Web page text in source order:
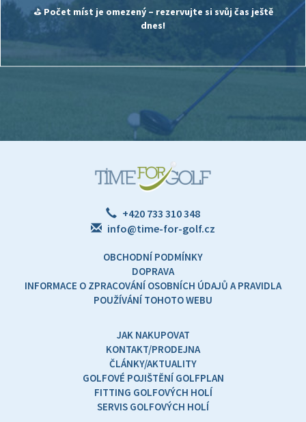
⛳Počet míst je omezený – rezervujte si svůj čas ještě
dnes!
+420 733 310 348
info@time-for-golf.cz
OBCHODNÍ PODMÍNKY
DOPRAVA
INFORMACE O ZPRACOVÁNÍ OSOBNÍCH ÚDAJŮ A PRAVIDLA
POUŽÍVÁNÍ TOHOTO WEBU
JAK NAKUPOVAT
KONTAKT/PRODEJNA
ČLÁNKY/AKTUALITY
GOLFOVÉ POJIŠTĚNÍ GOLFPLAN
FITTING GOLFOVÝCH HOLÍ
SERVIS GOLFOVÝCH HOLÍ